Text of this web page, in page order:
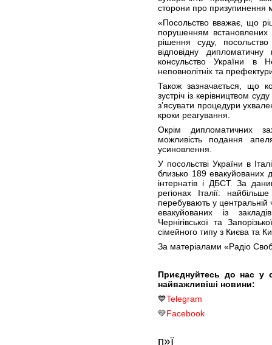
сторони про призупинення
«Посольство вважає, що
порушенням
рішення суду,
відповідну
консульство України в
неповнолітніх та
Також зазначається, що
зустріч із керівництвом
з’ясувати процедури
кроки реагування.
Окрім дипломатичних
можливість подання
усиновлення.
У посольстві України в
близько 189 евакуйованих
інтернатів і ДБСТ. За
регіонах Італії:
перебувають у центральній
евакуйованих із
Чернігівської та
сімейного типу з Києва та
За матеріалами «Радіо
Приєднуйтесь до нас у
найважливіші новини:
💙Telegram
💛Facebook
п»ї